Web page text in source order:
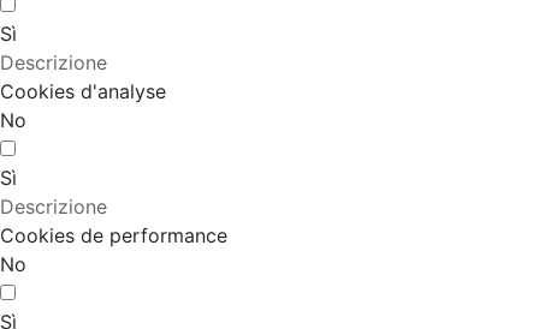
Sì
Descrizione
Cookies d'analyse
No
Sì
Descrizione
Cookies de performance
No
Sì